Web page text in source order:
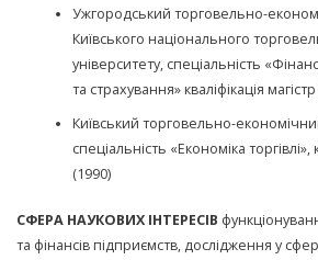
Ужгородський торговельно-
Київського національного
університету, спеціальність
та страхування» кваліфікація
Київський торговельно-
спеціальність «Економіка торгівлі»,
(1990)
СФЕРА НАУКОВИХ ІНТЕРЕСІВ
та фінансів підприємств, дослідження у